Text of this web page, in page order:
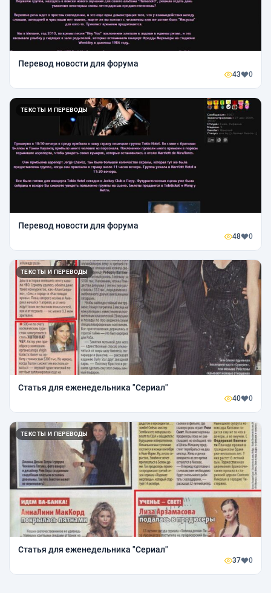
Перевод новости для форума
43 0
ТЕКСТЫ И ПЕРЕВОДЫ
Перевод новости для форума
48 0
ТЕКСТЫ И ПЕРЕВОДЫ
Статья для еженедельника "Сериал"
40 0
ТЕКСТЫ И ПЕРЕВОДЫ
Статья для еженедельника "Сериал"
37 0